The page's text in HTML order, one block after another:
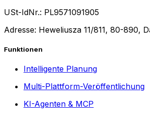
USt-IdNr.: PL9571091905
Adresse: Heweliusza 11/811, 80-890,
Funktionen
Intelligente Planung
Multi-Plattform-Veröffentlichung
KI-Agenten & MCP